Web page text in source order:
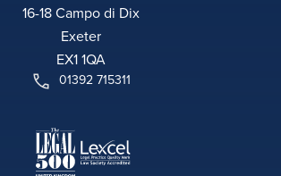
16-18 Campo di Dix
Exeter
EX1 1QA
01392 715311